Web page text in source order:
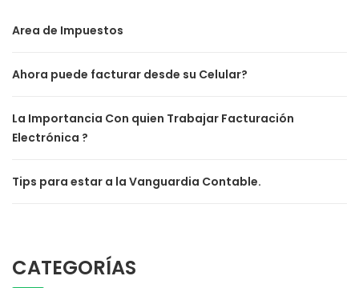
Area de Impuestos
Ahora puede facturar desde su Celular?
La Importancia Con quien Trabajar Facturación
Electrónica ?
Tips para estar a la Vanguardia Contable.
CATEGORÍAS